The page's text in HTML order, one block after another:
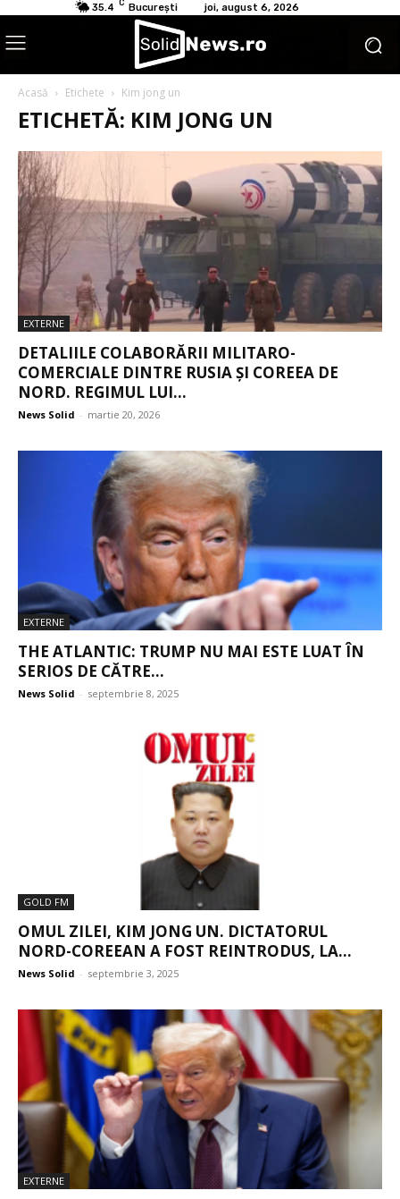
35.4 C București joi, august 6, 2026
Acasă Etichete Kim jong un
ETICHETĂ: KIM JONG UN
EXTERNE
DETALIILE COLABORĂRII MILITARO-
COMERCIALE DINTRE RUSIA ȘI COREEA DE
NORD. REGIMUL LUI...
News Solid - martie 20, 2026
EXTERNE
THE ATLANTIC: TRUMP NU MAI ESTE LUAT ÎN
SERIOS DE CĂTRE...
News Solid - septembrie 8, 2025
GOLD FM
OMUL ZILEI, KIM JONG UN. DICTATORUL
NORD-COREEAN A FOST REINTRODUS, LA...
News Solid - septembrie 3, 2025
EXTERNE